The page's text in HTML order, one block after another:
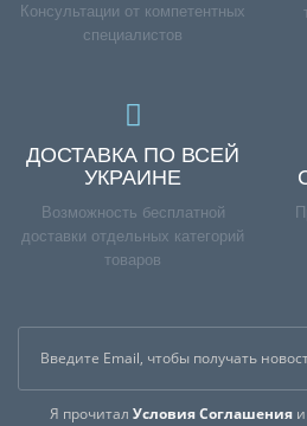
Консультации от компетентных
специалистов
ДОСТАВКА ПО ВСЕЙ
УКРАИНЕ
Возможность бесплатной
доставки отдельных категорий
товаров
Я прочитал Условия Соглашенияи